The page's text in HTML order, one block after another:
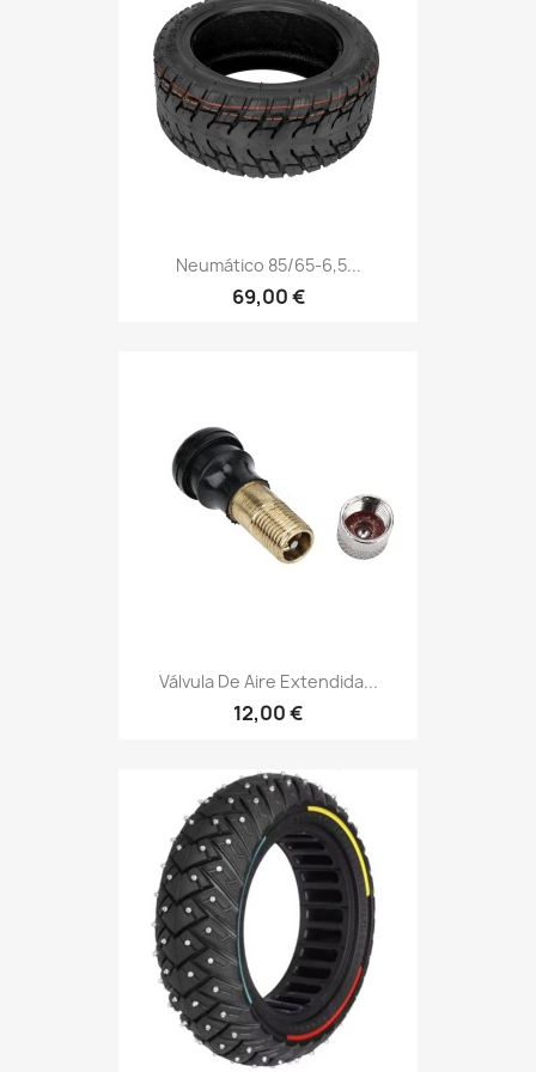
Neumático 85/65-6,5...
69,00 €
Válvula De Aire Extendida...
12,00 €